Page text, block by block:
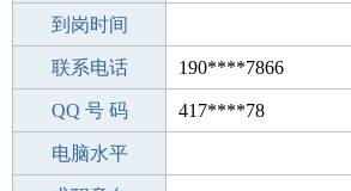
驾 照
到岗时间
期望月薪
联系电话 190****7866
手机号码 190****7866
QQ 号 码 417****78
微信号码
电脑水平